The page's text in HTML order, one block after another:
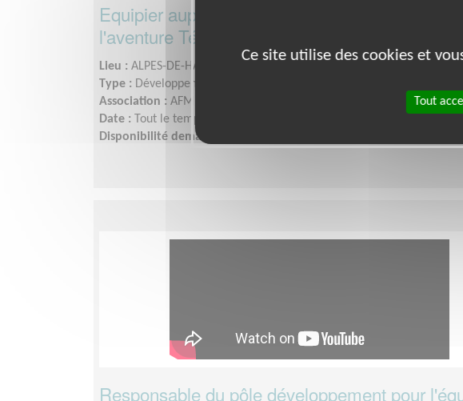
Equipier auprès des écoles pour vivre
l'aventure Téléthon
Lieu : ALPES-DE-HAUTE-PROVENCE (04)
Type : Développement, Fonds, Partenariats
Association : AFM - Coordination Téléthon - Alpes de Haute-Provence
Date :
Tout le temps
Disponibilité demandée :
Responsable du pôle développement pour
Ce site utilise des cookies et
Tout